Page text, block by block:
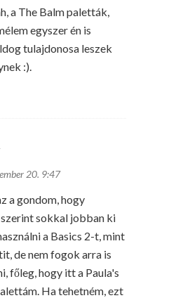
a The Balm paletták,
egyszer én is
tulajdonosa leszek
:).
20. 9:47
a gondom, hogy
sokkal jobban ki
a Basics 2-t, mint
de nem fogok arra is
főleg, hogy itt a Paula's
Ha tehetném, ezt